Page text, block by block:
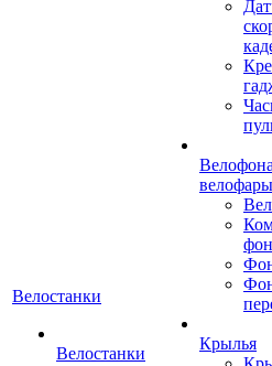
Велостанки
Велостанки
велофары
Крылья